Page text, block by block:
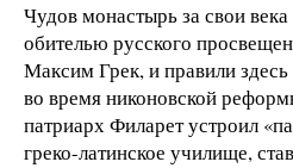
Чудов монастырь за свои
обителью русского
Максим Грек, и правили
во время никоновской
патриарх Филарет устроил
греко-латинское училище,